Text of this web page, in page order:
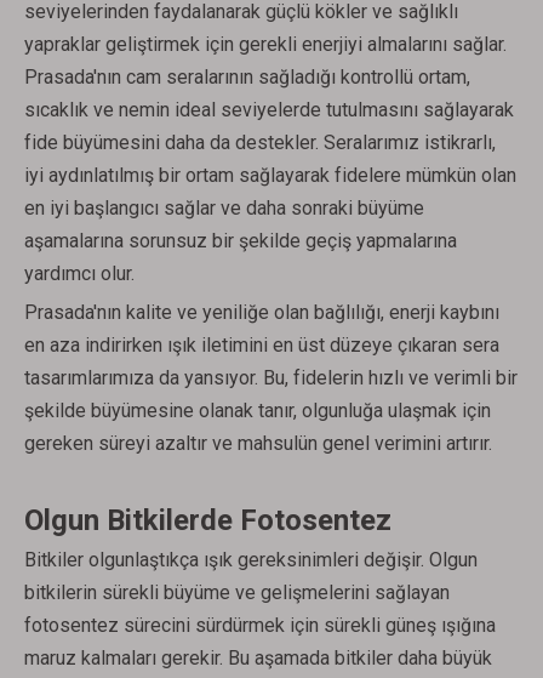
seviyelerinden faydalanarak güçlü kökler ve sağlıklı
yapraklar geliştirmek için gerekli enerjiyi almalarını sağlar.
Prasada'nın cam seralarının sağladığı kontrollü ortam,
sıcaklık ve nemin ideal seviyelerde tutulmasını sağlayarak
fide büyümesini daha da destekler. Seralarımız istikrarlı,
iyi aydınlatılmış bir ortam sağlayarak fidelere mümkün olan
en iyi başlangıcı sağlar ve daha sonraki büyüme
aşamalarına sorunsuz bir şekilde geçiş yapmalarına
yardımcı olur.
Prasada'nın kalite ve yeniliğe olan bağlılığı, enerji kaybını
en aza indirirken ışık iletimini en üst düzeye çıkaran sera
tasarımlarımıza da yansıyor. Bu, fidelerin hızlı ve verimli bir
şekilde büyümesine olanak tanır, olgunluğa ulaşmak için
gereken süreyi azaltır ve mahsulün genel verimini artırır.
Olgun Bitkilerde Fotosentez
Bitkiler olgunlaştıkça ışık gereksinimleri değişir. Olgun
bitkilerin sürekli büyüme ve gelişmelerini sağlayan
fotosentez sürecini sürdürmek için sürekli güneş ışığına
maruz kalmaları gerekir. Bu aşamada bitkiler daha büyük